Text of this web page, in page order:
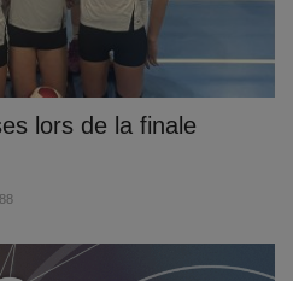
lors de la finale